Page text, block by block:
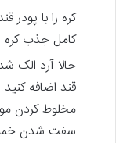
کره را با پودر
کامل جذب
حالا آرد الک
قند اضافه
مخلوط کردن
سفت شدن